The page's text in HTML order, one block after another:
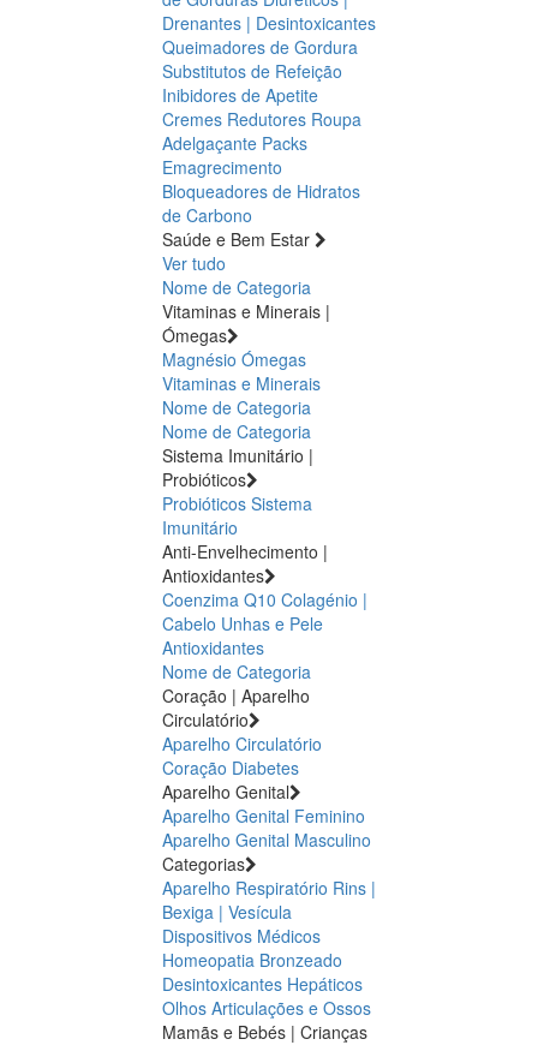
Drenantes | Desintoxicantes
Queimadores de Gordura
Substitutos de Refeição
Inibidores de Apetite
Cremes Redutores Roupa
Adelgaçante Packs
Emagrecimento
Bloqueadores de Hidratos
de Carbono
Saúde e Bem Estar
Ver tudo
Nome de Categoria
Vitaminas e Minerais |
Ómegas
Magnésio Ómegas
Vitaminas e Minerais
Nome de Categoria
Nome de Categoria
Sistema Imunitário |
Probióticos
Probióticos Sistema
Imunitário
Anti-Envelhecimento |
Antioxidantes
Coenzima Q10 Colagénio |
Cabelo Unhas e Pele
Antioxidantes
Nome de Categoria
Coração | Aparelho
Circulatório
Aparelho Circulatório
Coração Diabetes
Aparelho Genital
Aparelho Genital Feminino
Aparelho Genital Masculino
Categorias
Aparelho Respiratório Rins |
Bexiga | Vesícula
Dispositivos Médicos
Homeopatia Bronzeado
Desintoxicantes Hepáticos
Olhos Articulações e Ossos
Mamãs e Bebés | Crianças